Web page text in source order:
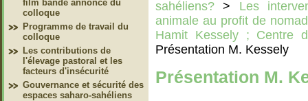
film bande annonce du
colloque
Programme de travail du
colloque
Les contributions de
l'élevage pastoral et les
facteurs d'insécurité
Gouvernance et sécurité des
espaces saharo-sahéliens
sahéliens? > Les
animale au profit de
Hamit Kessely ; Centre
Présentation M. Kessely
Présentation M.